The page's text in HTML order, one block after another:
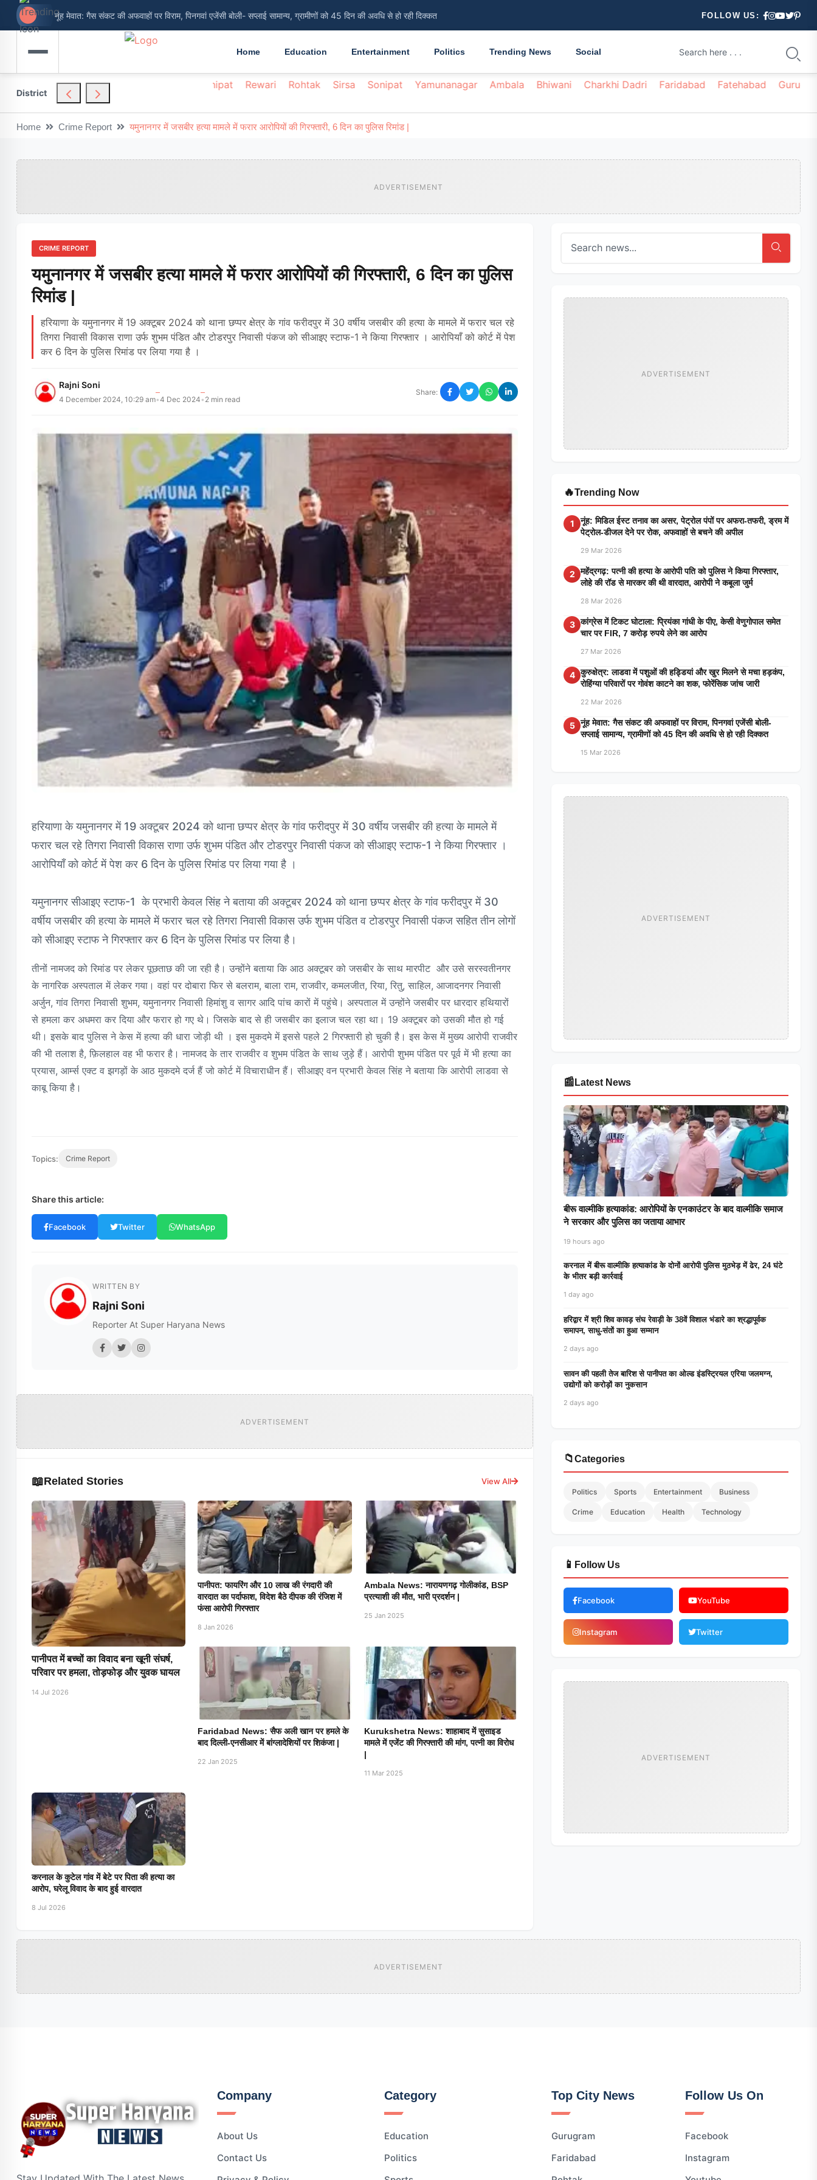
नूंह मेवात: गैस संकट की अफवाहों पर विराम, पिनगवां एजेंसी बोली- सप्लाई सामान्य, ग्रामीणों को 45 दिन की अवधि से हो रही दिक्कत FOLLOW US:
Home Education Entertainment Politics Trending News Social
District
Nuh Palwal Panipat Rewari Rohtak Sirsa Sonipat Yamunanagar Ambala Bhiwani Charkhi Dadri Faridabad Fatehabad
Home Crime Report यमुनानगर में जसबीर हत्या मामले में फरार आरोपियों की गिरफ्तारी, 6 दिन का पुलिस रिमांड |
ADVERTISEMENT
CRIME REPORT
यमुनानगर में जसबीर हत्या मामले में फरार आरोपियों की गिरफ्तारी, 6 दिन का पुलिस
रिमांड |
हरियाणा के यमुनानगर में 19 अक्टूबर 2024 को थाना छप्पर क्षेत्र के गांव फरीदपुर में 30 वर्षीय जसबीर की हत्या के मामले में फरार चल रहे
तिगरा निवासी विकास राणा उर्फ शुभम पंडित और टोडरपुर निवासी पंकज को सीआइए स्टाफ-1 ने किया गिरफ्तार । आरोपियाँ को कोर्ट में पेश
कर 6 दिन के पुलिस रिमांड पर लिया गया है ।
Rajni Soni
4 December 2024, 10:29 am•4 Dec 2024• 2 min read
Share:
हरियाणा के यमुनानगर में 19 अक्टूबर 2024 को थाना छप्पर क्षेत्र के गांव फरीदपुर में 30 वर्षीय जसबीर की हत्या के मामले में
फरार चल रहे तिगरा निवासी विकास राणा उर्फ शुभम पंडित और टोडरपुर निवासी पंकज को सीआइए स्टाफ-1 ने किया गिरफ्तार ।
आरोपियाँ को कोर्ट में पेश कर 6 दिन के पुलिस रिमांड पर लिया गया है ।
यमुनानगर सीआइए स्टाफ-1 के प्रभारी केवल सिंह ने बताया की अक्टूबर 2024 को थाना छप्पर क्षेत्र के गांव फरीदपुर में 30
वर्षीय जसबीर की हत्या के मामले में फरार चल रहे तिगरा निवासी विकास उर्फ शुभम पंडित व टोडरपुर निवासी पंकज सहित तीन लोगों
को सीआइए स्टाफ ने गिरफ्तार कर 6 दिन के पुलिस रिमांड पर लिया है।
तीनों नामजद को रिमांड पर लेकर पूछताछ की जा रही है। उन्होंने बताया कि आठ अक्टूबर को जसबीर के साथ मारपीट और उसे सरस्वतीनगर
के नागरिक अस्पताल में लेकर गया। वहां पर दोबारा फिर से बलराम, बाला राम, राजवीर, कमलजीत, रिया, रितु, साहिल, आजादनगर निवासी
अर्जुन, गांव तिगरा निवासी शुभम, यमुनानगर निवासी हिमांशु व सागर आदि पांच कारों में पहुंचे। अस्पताल में उन्होंने जसबीर पर धारदार हथियारों
से हमला कर अधमरा कर दिया और फरार हो गए थे। जिसके बाद से ही जसबीर का इलाज चल रहा था। 19 अक्टूबर को उसकी मौत हो गई
थी। इसके बाद पुलिस ने केस में हत्या की धारा जोड़ी थी । इस मुकदमे में इससे पहले 2 गिरफ्तारी हो चुकी है। इस केस में मुख्य आरोपी राजवीर
की भी तलाश है, फ़िलहाल वह भी फरार है। नामजद के तार राजवीर व शुभम पंडित के साथ जुड़े हैं। आरोपी शुभम पंडित पर पूर्व में भी हत्या का
प्रयास, आर्म्स एक्ट व झगड़ों के आठ मुकदमे दर्ज हैं जो कोर्ट में विचाराधीन हैं। सीआइए वन प्रभारी केवल सिंह ने बताया कि आरोपी लाडवा से
काबू किया है।
Topics: Crime Report
Share this article:
Facebook Twitter WhatsApp
WRITTEN BY
Rajni Soni
Reporter At Super Haryana News
ADVERTISEMENT
📖Related Stories View All
पानीपत में बच्चों का विवाद बना खूनी संघर्ष,
परिवार पर हमला, तोड़फोड़ और युवक घायल
14 Jul 2026
पानीपत: फायरिंग और 10 लाख की रंगदारी की
वारदात का पर्दाफाश, विदेश बैठे दीपक की रंजिश में
फंसा आरोपी गिरफ्तार
8 Jan 2026
Ambala News: नारायणगढ़ गोलीकांड, BSP
प्रत्याशी की मौत, भारी प्रदर्शन |
25 Jan 2025
Faridabad News: सैफ अली खान पर हमले के
बाद दिल्ली-एनसीआर में बांग्लादेशियों पर शिकंजा |
22 Jan 2025
Kurukshetra News: शाहाबाद में सुसाइड
मामले में एजेंट की गिरफ्तारी की मांग, पत्नी का विरोध
|
11 Mar 2025
करनाल के कुटेल गांव में बेटे पर पिता की हत्या का
आरोप, घरेलू विवाद के बाद हुई वारदात
8 Jul 2026
ADVERTISEMENT
🔥Trending Now
1
नूंह: मिडिल ईस्ट तनाव का असर, पेट्रोल पंपों पर अफरा-तफरी, ड्रम में
पेट्रोल-डीजल देने पर रोक, अफवाहों से बचने की अपील
29 Mar 2026
2
महेंद्रगढ़: पत्नी की हत्या के आरोपी पति को पुलिस ने किया गिरफ्तार,
लोहे की रॉड से मारकर की थी वारदात, आरोपी ने कबूला जुर्म
28 Mar 2026
3 कांग्रेस में टिकट घोटाला: प्रियंका गांधी के पीए, केसी वेणुगोपाल समेत
चार पर FIR, 7 करोड़ रुपये लेने का आरोप
27 Mar 2026
4 कुरुक्षेत्र: लाडवा में पशुओं की हड्डियां और खुर मिलने से मचा हड़कंप,
रोहिंग्या परिवारों पर गोवंश काटने का शक, फोरेंसिक जांच जारी
22 Mar 2026
5 नूंह मेवात: गैस संकट की अफवाहों पर विराम, पिनगवां एजेंसी बोली-
सप्लाई सामान्य, ग्रामीणों को 45 दिन की अवधि से हो रही दिक्कत
15 Mar 2026
ADVERTISEMENT
📰 Latest News
बीरू वाल्मीकि हत्याकांड: आरोपियों के एनकाउंटर के बाद वाल्मीकि समाज
ने सरकार और पुलिस का जताया आभार
19 hours ago
करनाल में बीरू वाल्मीकि हत्याकांड के दोनों आरोपी पुलिस मुठभेड़ में ढेर, 24 घंटे
के भीतर बड़ी कार्रवाई
1 day ago
हरिद्वार में श्री शिव कावड़ संघ रेवाड़ी के 38वें विशाल भंडारे का श्रद्धापूर्वक
समापन, साधु-संतों का हुआ सम्मान
2 days ago
सावन की पहली तेज बारिश से पानीपत का ओल्ड इंडस्ट्रियल एरिया जलमग्न,
उद्योगों को करोड़ों का नुकसान
2 days ago
📁Categories
Politics Sports Entertainment Business
Crime Education Health Technology
📱 Follow Us
Facebook YouTube
Instagram Twitter
ADVERTISEMENT
ADVERTISEMENT
Company
About Us
Contact Us
Category
Education
Politics
Top City News
Gurugram
Faridabad
Follow Us On
Facebook
Instagram